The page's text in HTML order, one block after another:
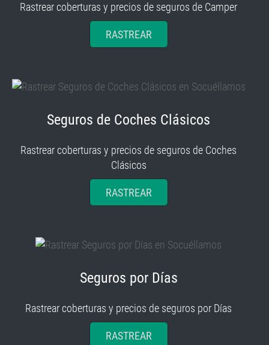
Rastrear coberturas y precios de seguros de Camper
RASTREAR
Seguros de Coches Clásicos
Rastrear coberturas y precios de seguros de Coches
Clásicos
RASTREAR
Seguros por Días
Rastrear coberturas y precios de seguros por Días
RASTREAR